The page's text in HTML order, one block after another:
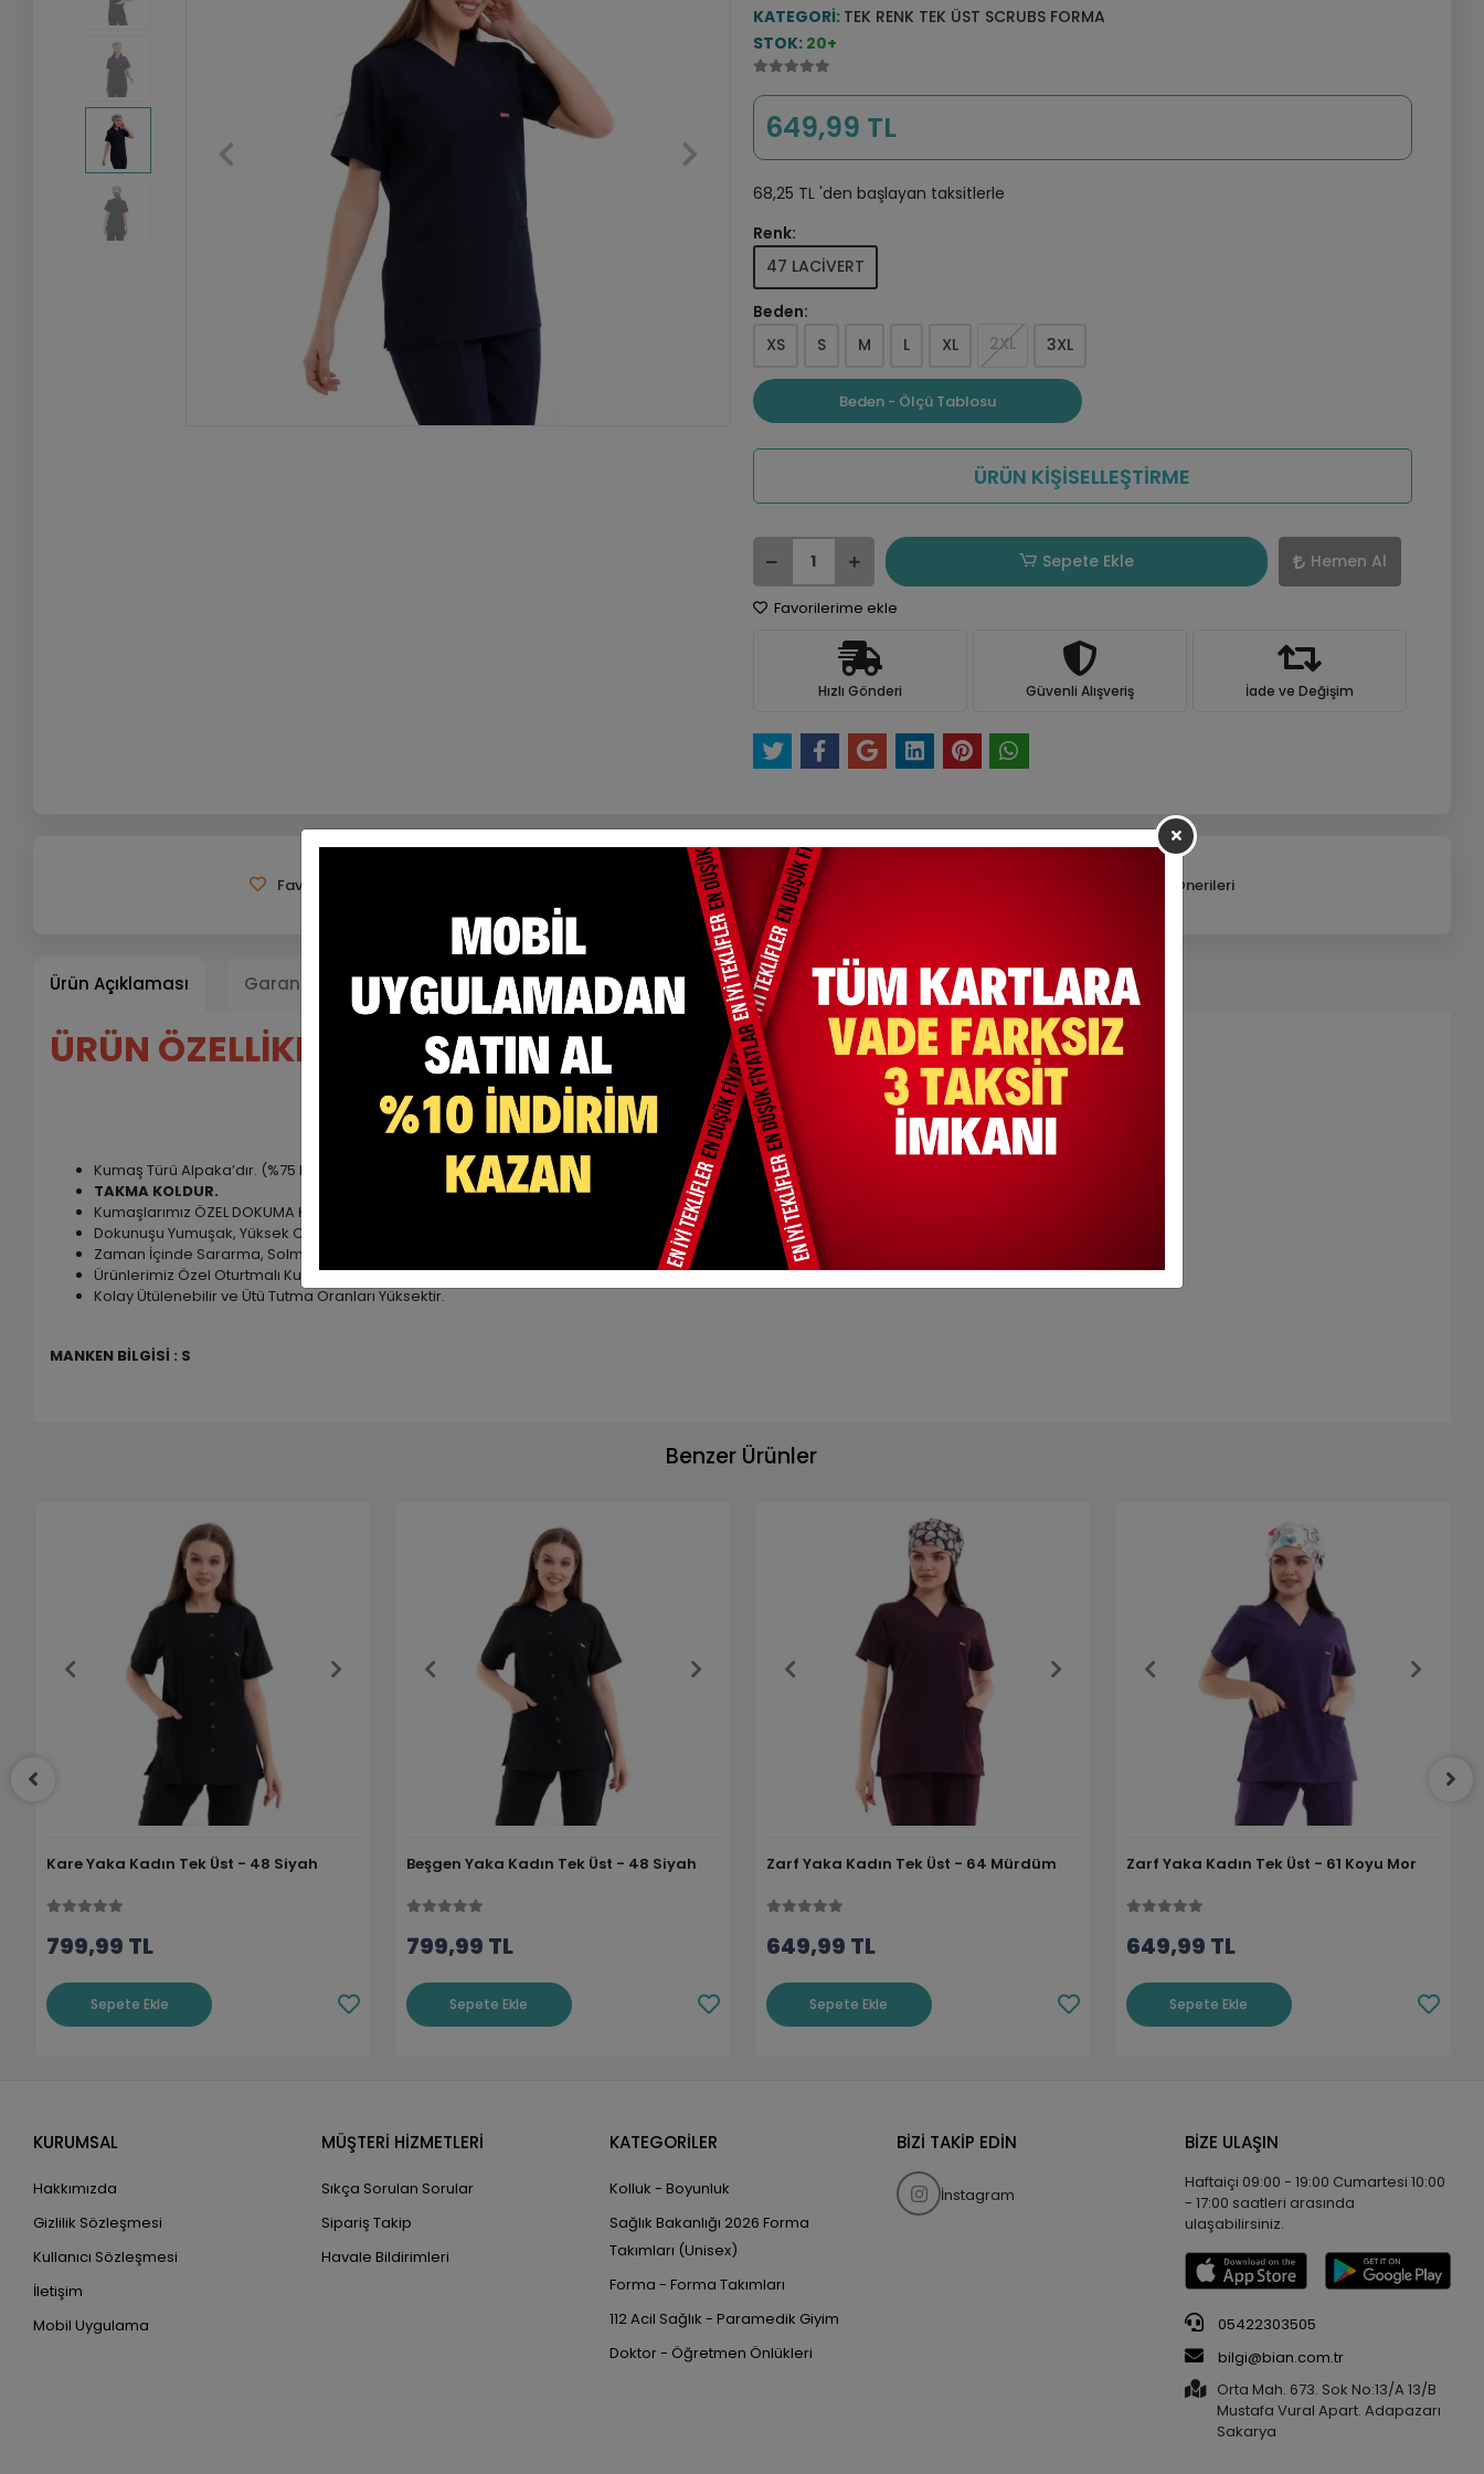
KATEGORI: TEK RENK TEK ÜST SCRUBS FORMA
STOK: 20+
649,99 TL
68,25 TL 'den başlayan taksitlerle
Renk:
47 LACİVERT
Beden:
XS
S M L XL 2XL 3XL
Beden - Ölçü Tablosu
ÜRÜN KİŞİSELLEŞTİRME
Sepete Ekle Hemen Al
Favorilerime ekle
Hızlı Gönderi Güvenli Alışveriş İade ve Değişim
Favorilerime Ekle Karşılaştır Ürün Önerileri
Ürün Açıklaması Garanti ve Teslimat Taksit Seçenekleri Yorumlar
ÜRÜN ÖZELLİKLERİ ;
Kumaş Türü Alpaka’dır. (%75 Poly + %25 Viscon)
TAKMA KOLDUR.
Kumaşlarımız ÖZEL DOKUMA Kumaşlardır.
Dokunuşu Yumuşak, Yüksek Oranda Nefes Alabilen Rahat Bir Kumaş Türüdür.
Zaman İçinde Sararma, Solma, Tüylenme Yapmaz.
Ürünlerimiz Özel Oturtmalı Kulplu Kalıptır.
Kolay Ütülenebilir ve Ütü Tutma Oranları Yüksektir.
MANKEN BİLGİSİ : S
Benzer Ürünler
Kare Yaka Kadın Tek Üst - 48 Siyah
799,99 TL
Sepete Ekle
Beşgen Yaka Kadın Tek Üst - 48 Siyah
799,99 TL
Sepete Ekle
Zarf Yaka Kadın Tek Üst - 64 Mürdüm
649,99 TL
Sepete Ekle
Zarf Yaka Kadın Tek Üst - 61 Koyu Mor
649,99 TL
Sepete Ekle
KURUMSAL
Hakkımızda
Gizlilik Sözleşmesi
Kullanıcı Sözleşmesi
İletişim
Mobil Uygulama
MÜŞTERİ HİZMETLERİ
Sıkça Sorulan Sorular
Sipariş Takip
Havale Bildirimleri
KATEGORİLER
Kolluk - Boyunluk
Sağlık Bakanlığı 2026 Forma
Takımları (Unisex)
Forma - Forma Takımları
112 Acil Sağlık - Paramedik Giyim
Doktor - Öğretmen Önlükleri
BİZİ TAKİP EDİN
İnstagram
BİZE ULAŞIN
Haftaiçi 09:00 - 19:00 Cumartesi 10:00
- 17:00 saatleri arasında
ulaşabilirsiniz.
05422303505
bilgi@bian.com.tr
Orta Mah. 673. Sok No:13/A 13/B
Mustafa Vural Apart. Adapazarı
Sakarya